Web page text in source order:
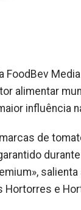
alimentar
influência
de
Hortorres e